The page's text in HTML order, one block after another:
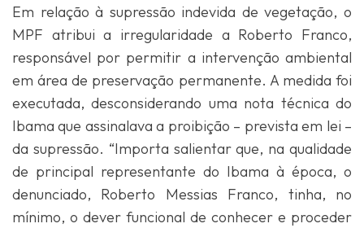
Em relação à supressão indevida de vegetação, o
MPF atribui a irregularidade a Roberto Franco,
responsável por permitir a intervenção ambiental
em área de preservação permanente. A medida foi
executada, desconsiderando uma nota técnica do
Ibama que assinalava a proibição – prevista em lei –
da supressão. “Importa salientar que, na qualidade
de principal representante do Ibama à época, o
denunciado, Roberto Messias Franco, tinha, no
mínimo, o dever funcional de conhecer e proceder